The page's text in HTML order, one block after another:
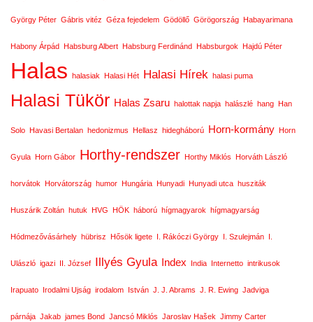
György Péter Gábris vitéz Géza fejedelem Gödöllő Görögország Habayarimana
Habony Árpád Habsburg Albert Habsburg Ferdinánd Habsburgok Hajdú Péter
Halas halasiak Halasi Hét Halasi Hírek halasi puma
Halasi Tükör Halas Zsaru halottak napja halászlé hang Han
Solo Havasi Bertalan hedonizmus Hellasz hidegháború Horn-kormány Horn
Gyula Horn Gábor Horthy-rendszer Horthy Miklós Horváth László
horvátok Horvátország humor Hungária Hunyadi Hunyadi utca husziták
Huszárik Zoltán hutuk HVG HÖK háború hígmagyarok hígmagyarság
Hódmezővásárhely hübrisz Hősök ligete I. Rákóczi György I. Szulejmán I.
Ulászló igazi II. József Illyés Gyula Index India Internetto intrikusok
Irapuato Irodalmi Ujság irodalom István J. J. Abrams J. R. Ewing Jadviga
párnája Jakab james Bond Jancsó Miklós Jaroslav Hašek Jimmy Carter